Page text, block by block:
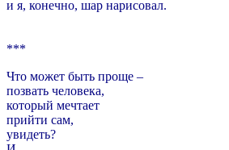
и я, конечно, шар нарисовал.
***
Что может быть проще –
позвать человека,
который мечтает
прийти сам,
увидеть?